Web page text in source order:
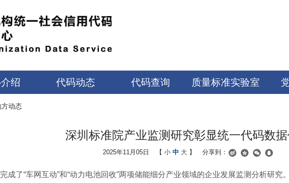
绍 代码动态 代码查询 质量标准实验室
方动态
深圳标准院产业监测研究彰显统一代码数
2025年11月05日 【 小 中 大 】 分享到：
成了“车网互动”和“动力电池回收”两项储能细分产业领域的企业发展监测分析研